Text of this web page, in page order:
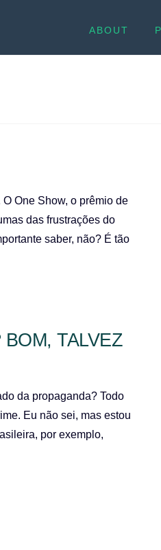
ABOUT
One Show, o prêmio de
das frustrações do
saber, não? É tão
TALVEZ
da propaganda? Todo
Eu não sei, mas estou
por exemplo,